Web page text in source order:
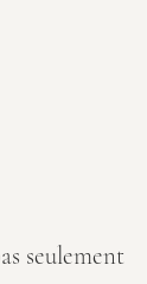
seulement